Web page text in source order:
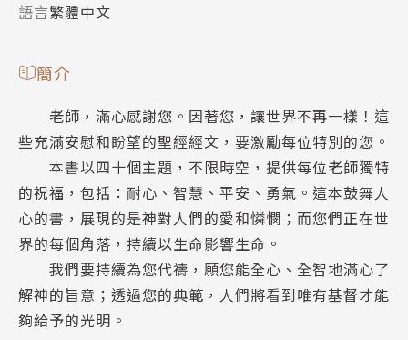
語言繁體中文
簡介
老師，滿心感謝您。因著您，讓世界不再一樣！這
些充滿安慰和盼望的聖經經文，要激勵每位特別的您。
本書以四十個主題，不限時空，提供每位老師獨特
的祝福，包括：耐心、智慧、平安、勇氣。這本鼓舞人
心的書，展現的是神對人們的愛和憐憫；而您們正在世
界的每個角落，持續以生命影響生命。
我們要持續為您代禱，願您能全心、全智地滿心了
解神的旨意；透過您的典範，人們將看到唯有基督才能
夠給予的光明。